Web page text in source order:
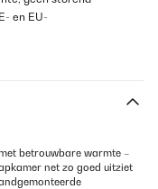
en EU-
betrouwbare warmte –
net zo goed uitziet